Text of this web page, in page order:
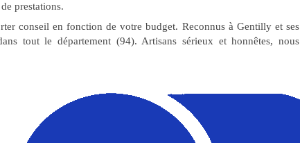
prestations.
conseil en fonction de votre budget. Reconnus à Gentilly et ses
tout le département (94). Artisans sérieux et honnêtes, nous